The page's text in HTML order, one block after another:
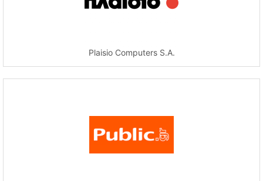
Plaisio Computers S.A.